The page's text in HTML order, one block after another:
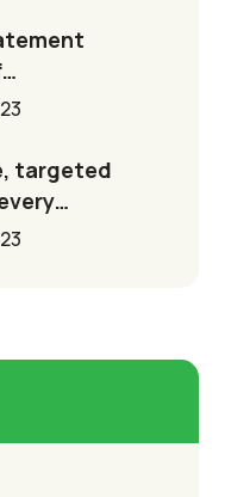
targeted